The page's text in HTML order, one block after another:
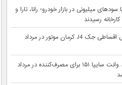
میلیونی در بازار خودرو؛ رانا، تارا و
رسیدند
شرایط فروش اقساطی جک J4 کرمان موتور در مرداد
قیمت جدید وانت سایپا ۱۵۱ برای مصرف‌کننده در مرداد